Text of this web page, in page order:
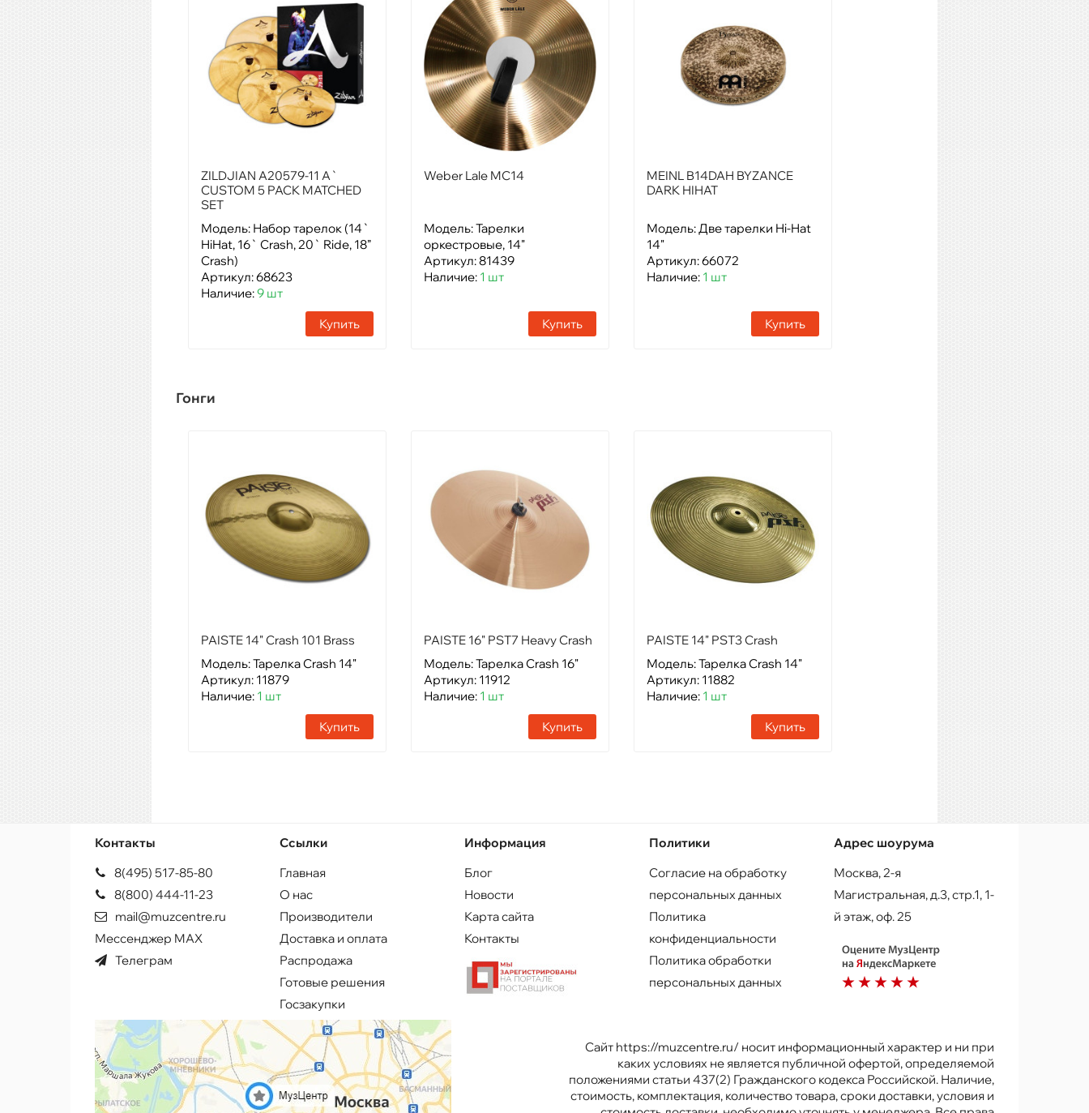
ZILDJIAN A20579-11 A`
CUSTOM 5 PACK MATCHED
SET
Модель: Набор тарелок (14`
HiHat, 16` Crash, 20` Ride, 18”
Crash)
Артикул: 68623
Наличие:9 шт
Купить
Weber Lale MC14
Модель: Тарелки
оркестровые, 14"
Артикул: 81439
Наличие: 1 шт
Купить
MEINL B14DAH BYZANCE
DARK HIHAT
Модель: Две тарелки Hi-Hat
14"
Артикул: 66072
Наличие: 1 шт
Купить
Гонги
PAISTE 14" Crash 101 Brass
Модель: Тарелка Crash 14"
Артикул: 11879
Наличие: 1 шт
Купить
PAISTE 16" PST7 Heavy Crash
Модель: Тарелка Crash 16"
Артикул: 11912
Наличие: 1 шт
Купить
PAISTE 14" PST3 Crash
Модель: Тарелка Crash 14"
Артикул: 11882
Наличие: 1 шт
Купить
Контакты
8(495) 517-85-80
8(800) 444-11-23
mail@muzcentre.ru
Мессенджер MAX
Телеграм
Ссылки
Главная
О нас
Производители
Доставка и оплата
Распродажа
Готовые решения
Госзакупки
Информация
Блог
Новости
Карта сайта
Контакты
Политики
Согласие на обработку
персональных данных
Политика
конфиденциальности
Политика обработки
персональных данных
Адрес шоурума
Москва, 2-я
Магистральная, д.3, стр.1, 1-
й этаж, оф. 25
Сайт https://muzcentre.ru/ носит информационный характер и ни при
каких условиях не является публичной офертой, определяемой
положениями статьи 437(2) Гражданского кодекса Российской. Наличие,
стоимость, комплектация, количество товара, сроки доставки, условия и